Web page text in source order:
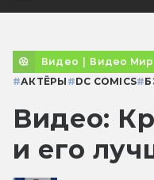
Видео | Видео
#АКТЁРЫ #DC COMICS#
Видео:
и его